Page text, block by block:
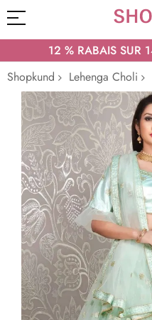
12 % RABAIS SUR
Shopkund
Lehenga Choli
Passer
à
la
fin
de
la
galerie
d’images